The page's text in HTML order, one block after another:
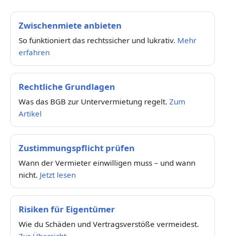
Zwischenmiete anbieten
So funktioniert das rechtssicher und lukrativ. Mehr
erfahren
Rechtliche Grundlagen
Was das BGB zur Untervermietung regelt. Zum
Artikel
Zustimmungspflicht prüfen
Wann der Vermieter einwilligen muss – und wann
nicht. Jetzt lesen
Risiken für Eigentümer
Wie du Schäden und Vertragsverstöße vermeidest.